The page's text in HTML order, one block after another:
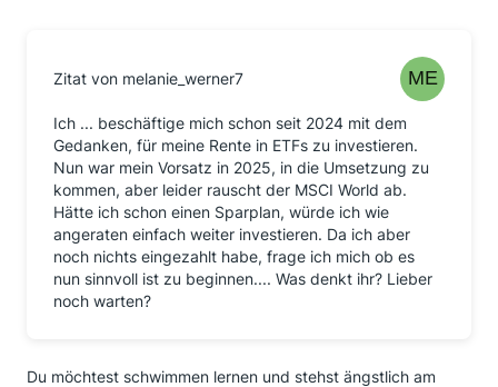
Zitat von melanie_werner7
Ich ... beschäftige mich schon seit 2024 mit dem
Gedanken, für meine Rente in ETFs zu investieren.
Nun war mein Vorsatz in 2025, in die Umsetzung zu
kommen, aber leider rauscht der MSCI World ab.
Hätte ich schon einen Sparplan, würde ich wie
angeraten einfach weiter investieren. Da ich aber
noch nichts eingezahlt habe, frage ich mich ob es
nun sinnvoll ist zu beginnen.... Was denkt ihr? Lieber
noch warten?
Du möchtest schwimmen lernen und stehst ängstlich am